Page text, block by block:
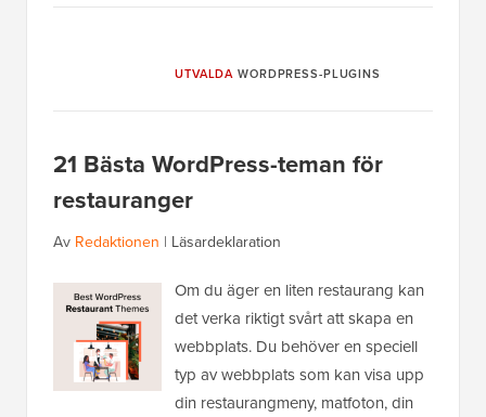
UTVALDA WORDPRESS-PLUGINS
21 Bästa WordPress-teman för
restauranger
Av Redaktionen | Läsardeklaration
Om du äger en liten restaurang kan
det verka riktigt svårt att skapa en
webbplats. Du behöver en speciell
typ av webbplats som kan visa upp
din restaurangmeny, matfoton, din